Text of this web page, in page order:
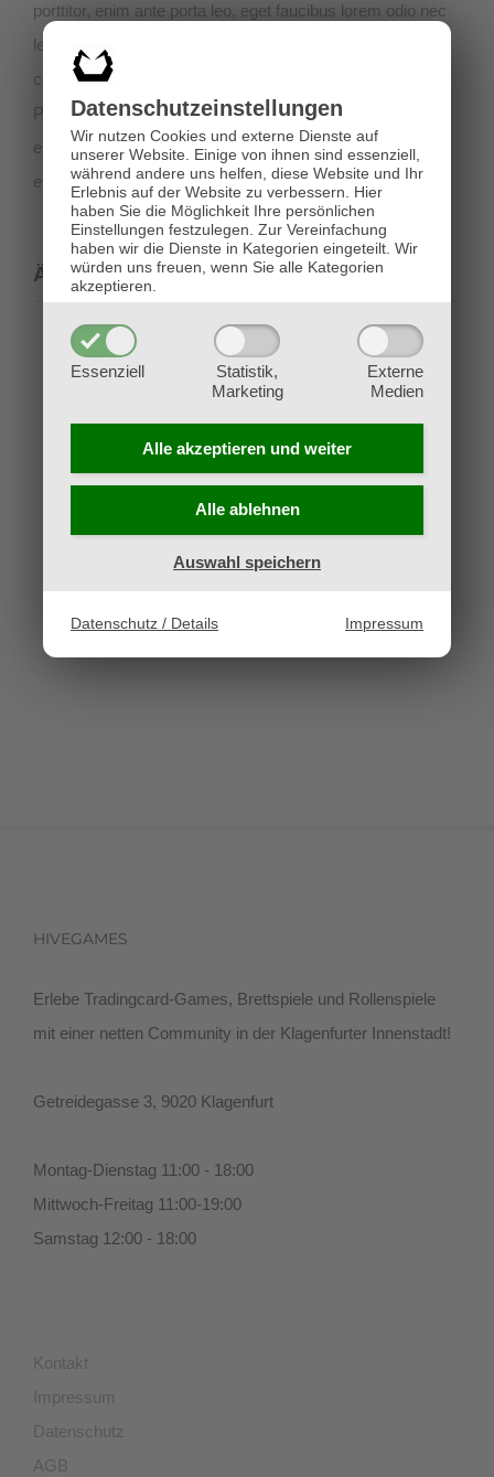
Datenschutz­einstellungen
Wir nutzen Cookies und externe Dienste auf
unserer Website. Einige von ihnen sind essenziell,
während andere uns helfen, diese Website und Ihr
Erlebnis auf der Website zu verbessern. Hier
haben Sie die Möglichkeit Ihre persönlichen
Einstellungen festzulegen. Zur Vereinfachung
haben wir die Dienste in Kategorien eingeteilt. Wir
würden uns freuen, wenn Sie alle Kategorien
akzeptieren.
Essenziell
Statistik,
Marketing
Externe
Medien
Alle akzeptieren und weiter
Alle ablehnen
Auswahl speichern
Datenschutz / Details Impressum
porttitor, enim ante porta leo, eget faucibus lorem odio nec
leo. Vivamus consequat eu felis non bibendum. Nunc ac
commodo lorem. Cras imperdiet aliquet sapien.
Pellentesque lacus arcu, hendrerit at diam sit amet,
elementum faucibus ante. Suspendisse et enim neque. In
et iaculis urna.
Ähnliche Projekte
Swimming Pool
Strength &
Conditioning
Kommentare
HIVEGAMES
Erlebe Tradingcard-Games, Brettspiele und Rollenspiele
mit einer netten Community in der Klagenfurter Innenstadt!
Getreidegasse 3, 9020 Klagenfurt
Montag-Dienstag 11:00 - 18:00
Mittwoch-Freitag 11:00-19:00
Samstag 12:00 - 18:00
Kontakt
Impressum
Datenschutz
AGB